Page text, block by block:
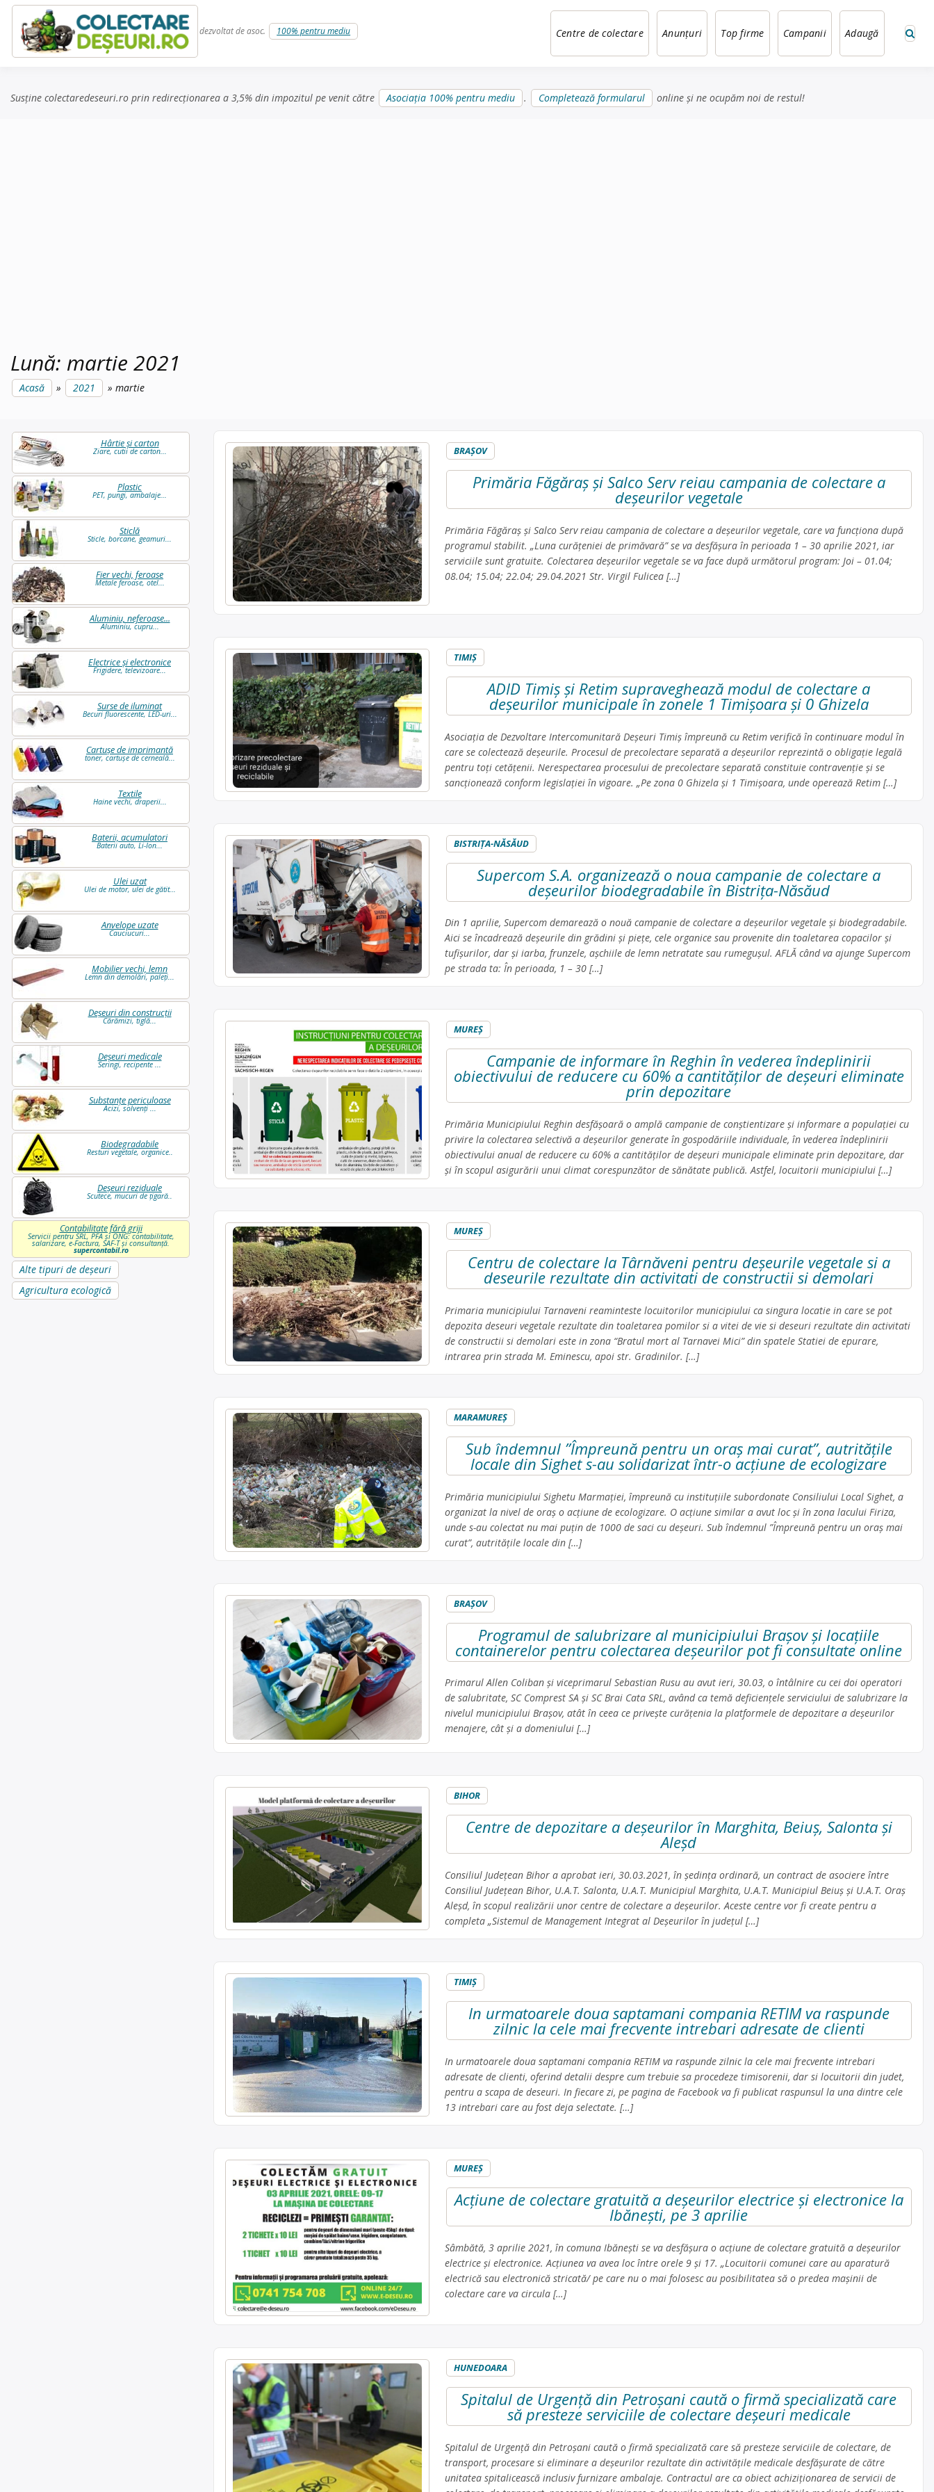
Skip to content
dezvoltat de asoc. 100% pentru mediu Centre de colectare Anunțuri Top firme Campanii Adaugă
Susține colectaredeseuri.ro prin redirecționarea a 3,5% din impozitul pe venit către Asociația 100% pentru mediu . Completează formularul online și ne ocupăm noi de restul!
Lună: martie 2021
Acasă 2021 martie
Hârtie și carton
Ziare, cutii de carton...
Plastic
PET, pungi, ambalaje...
Sticlă
Sticle, borcane, geamuri...
Fier vechi, feroase
Metale feroase, otel...
Aluminiu, neferoase...
Aluminiu, cupru...
Electrice și electronice
Frigidere, televizoare...
Surse de iluminat
Becuri fluorescente, LED-uri...
Cartușe de imprimantă
toner, cartușe de cerneală...
Textile
Haine vechi, draperii...
Baterii, acumulatori
Baterii auto, Li-Ion...
Ulei uzat
Ulei de motor, ulei de gătit...
Anvelope uzate
Cauciucuri...
Mobilier vechi, lemn
Lemn din demolări, paleți...
Deșeuri din construcții
Cărămizi, tiglă...
Deșeuri medicale
Seringi, recipente ...
Substanțe periculoase
Acizi, solvenți ...
Biodegradabile
Resturi vegetale, organice..
Deșeuri reziduale
Scutece, mucuri de țigară..
Contabilitate fără griji
Servicii pentru SRL, PFA și ONG: contabilitate,
salarizare, e-Factura, SAF-T și consultanță.
supercontabil.ro
Alte tipuri de deșeuri
Agricultura ecologică
BRAŞOV
Primăria Făgăraş şi Salco Serv reiau campania de colectare a
deșeurilor vegetale
Primăria Făgăraş şi Salco Serv reiau campania de colectare a deșeurilor vegetale, care va funcționa după
programul stabilit. „Luna curăţeniei de primăvară” se va desfășura în perioada 1 – 30 aprilie 2021, iar
serviciile sunt gratuite. Colectarea deșeurilor vegetale se va face după următorul program: Joi – 01.04;
08.04; 15.04; 22.04; 29.04.2021 Str. Virgil Fulicea […]
TIMIŞ
ADID Timiș și Retim supraveghează modul de colectare a
deșeurilor municipale în zonele 1 Timișoara și 0 Ghizela
Asociația de Dezvoltare Intercomunitară Deșeuri Timiș împreună cu Retim verifică în continuare modul în
care se colectează deșeurile. Procesul de precolectare separată a deșeurilor reprezintă o obligație legală
pentru toți cetățenii. Nerespectarea procesului de precolectare separată constituie contravenție și se
sancționează conform legislației în vigoare. „Pe zona 0 Ghizela și 1 Timișoara, unde operează Retim […]
BISTRIŢA-NĂSĂUD
Supercom S.A. organizează o noua campanie de colectare a
deșeurilor biodegradabile în Bistrița-Năsăud
Din 1 aprilie, Supercom demarează o nouă campanie de colectare a deșeurilor vegetale și biodegradabile.
Aici se încadrează deșeurile din grădini și piețe, cele organice sau provenite din toaletarea copacilor și
tufișurilor, dar și iarba, frunzele, așchiile de lemn netratate sau rumegușul. AFLĂ când va ajunge Supercom
pe strada ta: În perioada, 1 – 30 […]
MUREŞ
Campanie de informare în Reghin în vederea îndeplinirii
obiectivului de reducere cu 60% a cantităţilor de deşeuri eliminate
prin depozitare
Primăria Municipiului Reghin desfășoară o amplă campanie de conştientizare şi informare a populaţiei cu
privire la colectarea selectivă a deşeurilor generate în gospodăriile individuale, în vederea îndeplinirii
obiectivului anual de reducere cu 60% a cantităţilor de deşeuri municipale eliminate prin depozitare, dar
şi în scopul asigurării unui climat corespunzător de sănătate publică. Astfel, locuitorii municipiului […]
MUREŞ
Centru de colectare la Târnăveni pentru deșeurile vegetale si a
deseurile rezultate din activitati de constructii si demolari
Primaria municipiului Tarnaveni reaminteste locuitorilor municipiului ca singura locatie in care se pot
depozita deseuri vegetale rezultate din toaletarea pomilor si a vitei de vie si deseuri rezultate din activitati
de constructii si demolari este in zona “Bratul mort al Tarnavei Mici” din spatele Statiei de epurare,
intrarea prin strada M. Eminescu, apoi str. Gradinilor. […]
MARAMUREŞ
Sub îndemnul ”Împreună pentru un oraș mai curat”, autritățile
locale din Sighet s-au solidarizat într-o acțiune de ecologizare
Primăria municipiului Sighetu Marmației, împreună cu instituțiile subordonate Consiliului Local Sighet, a
organizat la nivel de oraș o acțiune de ecologizare. O acțiune similar a avut loc și în zona lacului Firiza,
unde s-au colectat nu mai puțin de 1000 de saci cu deșeuri. Sub îndemnul ”Împreună pentru un oraș mai
curat”, autritățile locale din […]
BRAŞOV
Programul de salubrizare al municipiului Brașov și locațiile
containerelor pentru colectarea deșeurilor pot fi consultate online
Primarul Allen Coliban și viceprimarul Sebastian Rusu au avut ieri, 30.03, o întâlnire cu cei doi operatori
de salubritate, SC Comprest SA și SC Brai Cata SRL, având ca temă deficiențele serviciului de salubrizare la
nivelul municipiului Brașov, atât în ceea ce privește curățenia la platformele de depozitare a deșeurilor
menajere, cât și a domeniului […]
BIHOR
Centre de depozitare a deșeurilor în Marghita, Beiuș, Salonta și
Aleșd
Consiliul Județean Bihor a aprobat ieri, 30.03.2021, în ședința ordinară, un contract de asociere între
Consiliul Județean Bihor, U.A.T. Salonta, U.A.T. Municipiul Marghita, U.A.T. Municipiul Beiuș și U.A.T. Oraș
Aleșd, în scopul realizării unor centre de colectare a deșeurilor. Aceste centre vor fi create pentru a
completa „Sistemul de Management Integrat al Deșeurilor în județul […]
TIMIŞ
In urmatoarele doua saptamani compania RETIM va raspunde
zilnic la cele mai frecvente intrebari adresate de clienti
In urmatoarele doua saptamani compania RETIM va raspunde zilnic la cele mai frecvente intrebari
adresate de clienti, oferind detalii despre cum trebuie sa procedeze timisorenii, dar si locuitorii din judet,
pentru a scapa de deseuri. In fiecare zi, pe pagina de Facebook va fi publicat raspunsul la una dintre cele
13 intrebari care au fost deja selectate. […]
MUREŞ
Acțiune de colectare gratuită a deșeurilor electrice și electronice la
Ibănești, pe 3 aprilie
Sâmbătă, 3 aprilie 2021, în comuna Ibănești se va desfășura o acțiune de colectare gratuită a deșeurilor
electrice și electronice. Acțiunea va avea loc între orele 9 și 17. „Locuitorii comunei care au aparatură
electrică sau electronică stricată/ pe care nu o mai folosesc au posibilitatea să o predea mașinii de
colectare care va circula […]
HUNEDOARA
Spitalul de Urgență din Petroșani caută o firmă specializată care
să presteze serviciile de colectare deșeuri medicale
Spitalul de Urgență din Petroșani caută o firmă specializată care să presteze serviciile de colectare, de
transport, procesare si eliminare a deşeurilor rezultate din activităţile medicale desfăşurate de către
unitatea spitalicească inclusiv furnizare ambalaje. Contractul are ca obiect achiziționarea de servicii de